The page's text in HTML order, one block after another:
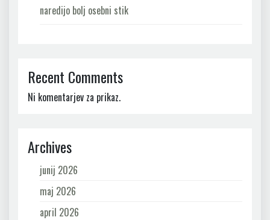
naredijo bolj osebni stik
Recent Comments
Ni komentarjev za prikaz.
Archives
junij 2026
maj 2026
april 2026